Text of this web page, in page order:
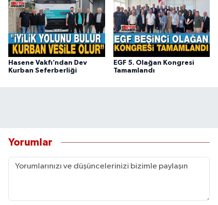
Hasene Vakfı’ndan Dev
Kurban Seferberliği
EGF 5. Olağan Kongresi
Tamamlandı
Yorumlar